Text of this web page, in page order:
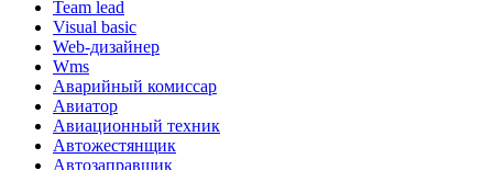
Team lead
Visual basic
Web-дизайнер
Wms
Аварийный комиссар
Авиатор
Авиационный техник
Автожестянщик
Автозаправщик